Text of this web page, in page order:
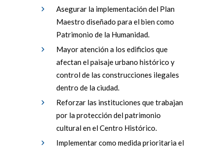
Asegurar la implementación del Plan
Maestro diseñado para el bien como
Patrimonio de la Humanidad.
Mayor atención a los edificios que
afectan el paisaje urbano histórico y
control de las construcciones ilegales
dentro de la ciudad.
Reforzar las instituciones que trabajan
por la protección del patrimonio
cultural en el Centro Histórico.
Implementar como medida prioritaria el